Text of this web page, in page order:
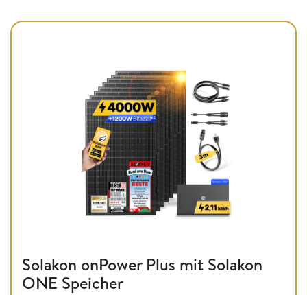
Solakon onPower Plus mit Solakon
ONE Speicher